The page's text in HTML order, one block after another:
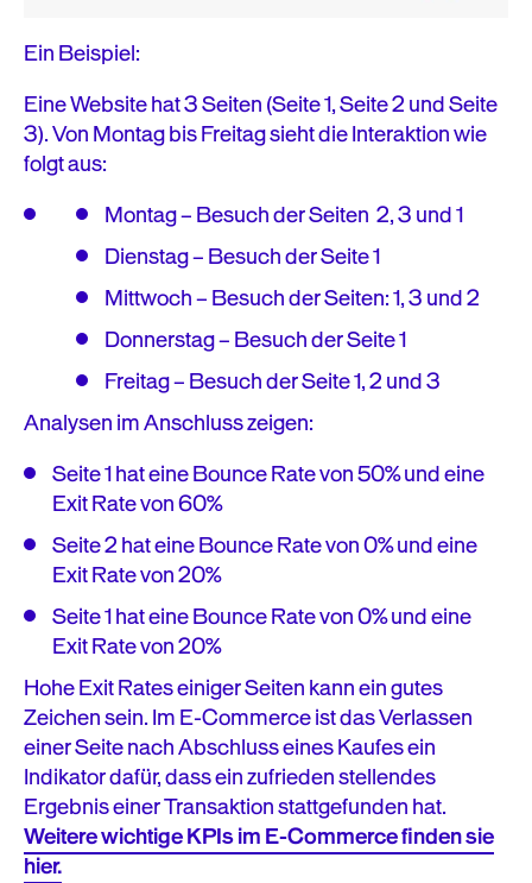
Ein Beispiel:
Eine Website hat 3 Seiten (Seite 1, Seite 2 und Seite
3). Von Montag bis Freitag sieht die Interaktion wie
folgt aus:
Montag – Besuch der Seiten 2, 3 und 1
Dienstag – Besuch der Seite 1
Mittwoch – Besuch der Seiten: 1, 3 und 2
Donnerstag – Besuch der Seite 1
Freitag – Besuch der Seite 1, 2 und 3
Analysen im Anschluss zeigen:
Seite 1 hat eine Bounce Rate von 50% und eine
Exit Rate von 60%
Seite 2 hat eine Bounce Rate von 0% und eine
Exit Rate von 20%
Seite 1 hat eine Bounce Rate von 0% und eine
Exit Rate von 20%
Hohe Exit Rates einiger Seiten kann ein gutes
Zeichen sein. Im E-Commerce ist das Verlassen
einer Seite nach Abschluss eines Kaufes ein
Indikator dafür, dass ein zufrieden stellendes
Ergebnis einer Transaktion stattgefunden hat.
Weitere wichtige KPIs im E-Commerce finden sie
hier.